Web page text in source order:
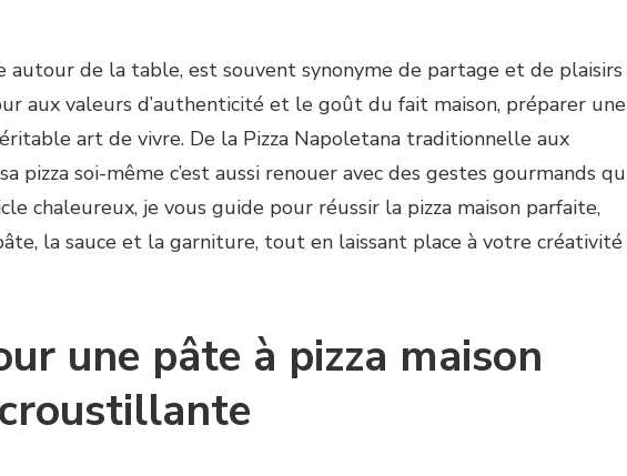
autour de la table, est souvent synonyme de partage et de plaisirs
aux valeurs d’authenticité et le goût du fait maison, préparer une
art de vivre. De la Pizza Napoletana traditionnelle aux
pizza soi-même c’est aussi renouer avec des gestes gourmands
chaleureux, je vous guide pour réussir la pizza maison parfaite,
la sauce et la garniture, tout en laissant place à votre créativité
une pâte à pizza maison